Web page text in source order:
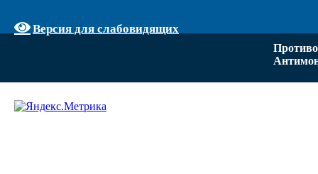
Версия для слабовидящих